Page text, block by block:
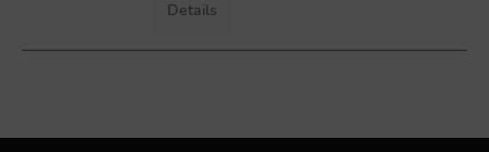
Details